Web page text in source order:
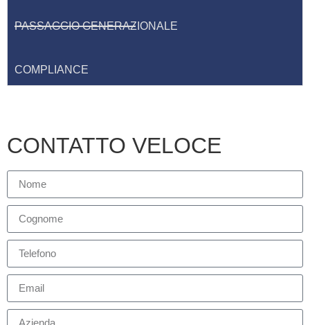
PASSAGGIO GENERAZIONALE
COMPLIANCE
CONTATTO VELOCE